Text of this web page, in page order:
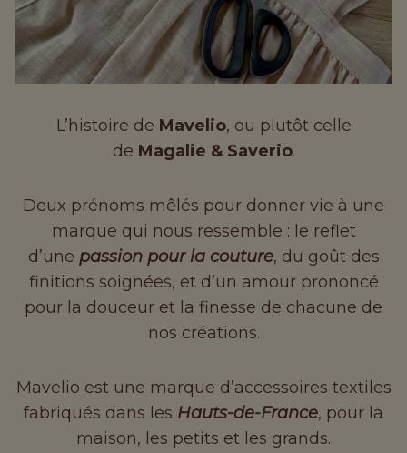
L’histoire de Mavelio, ou plutôt celle
de Magalie & Saverio.
Deux prénoms mêlés pour donner vie à une
marque qui nous ressemble : le reflet
d’une passion pour la couture, du goût des
finitions soignées, et d’un amour prononcé
pour la douceur et la finesse de chacune de
nos créations.
Mavelio est une marque d’accessoires textiles
fabriqués dans les Hauts-de-France, pour la
maison, les petits et les grands.